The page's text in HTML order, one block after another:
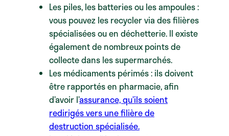
Les piles, les batteries ou les ampoules :
vous pouvez les recycler via des filières
spécialisées ou en déchetterie. Il existe
également de nombreux points de
collecte dans les supermarchés.
Les médicaments périmés : ils doivent
être rapportés en pharmacie, afin
d’avoir l’assurance, qu’ils soient
redirigés vers une filière de
destruction spécialisée.